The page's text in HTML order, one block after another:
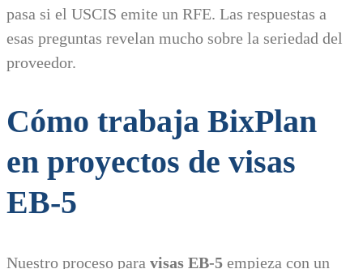
pasa si el USCIS emite un RFE. Las respuestas a
esas preguntas revelan mucho sobre la seriedad del
proveedor.
Cómo trabaja BixPlan
en proyectos de visas
EB-5
Nuestro proceso para visas EB-5 empieza con un